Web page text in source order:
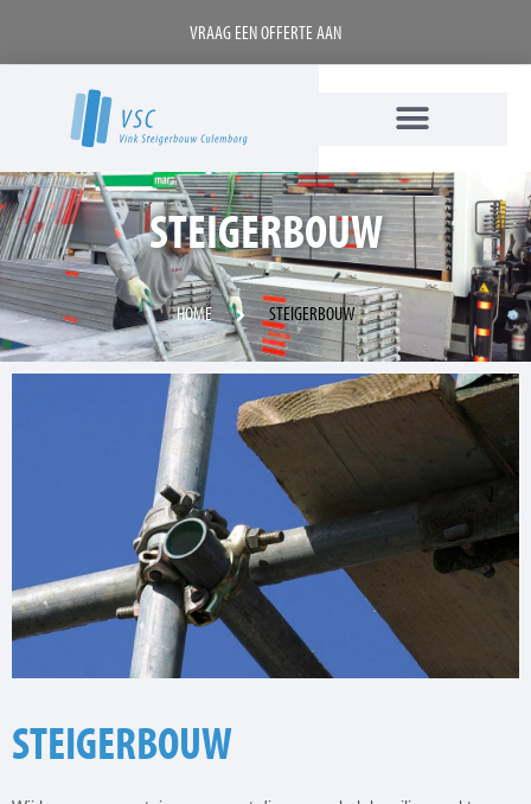
VRAAG EEN OFFERTE AAN
STEIGERBOUW
HOME STEIGERBOUW
STEIGERBOUW